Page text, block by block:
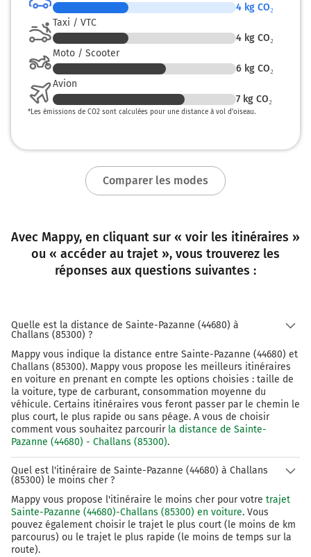
4 kg CO₂
Taxi / VTC
4 kg CO₂
Moto / Scooter
6 kg CO₂
Avion
7 kg CO₂
*Les émissions de CO2 sont calculées pour une distance à vol d’oiseau.
Comparer les modes
Avec Mappy, en cliquant sur « voir les itinéraires »
ou « accéder au trajet », vous trouverez les
réponses aux questions suivantes :
Quelle est la distance de Sainte-Pazanne (44680) à
Challans (85300) ?
Mappy vous indique la distance entre Sainte-Pazanne (44680) et
Challans (85300). Mappy vous propose les meilleurs itinéraires
en voiture en prenant en compte les options choisies : taille de
la voiture, type de carburant, consommation moyenne du
véhicule. Certains itinéraires vous feront passer par le chemin le
plus court, le plus rapide ou sans péage. A vous de choisir
comment vous souhaitez parcourir la distance de Sainte-
Pazanne (44680) - Challans (85300).
Quel est l'itinéraire de Sainte-Pazanne (44680) à Challans
(85300) le moins cher ?
Mappy vous propose l'itinéraire le moins cher pour votre trajet
Sainte-Pazanne (44680)-Challans (85300) en voiture. Vous
pouvez également choisir le trajet le plus court (le moins de km
parcourus) ou le trajet le plus rapide (le moins de temps sur la
route).